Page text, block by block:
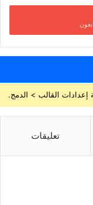
تعليقات